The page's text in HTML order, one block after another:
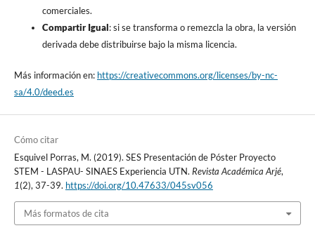
comerciales.
Compartir Igual: si se transforma o remezcla la obra, la versión
derivada debe distribuirse bajo la misma licencia.
Más información en: https://creativecommons.org/licenses/by-nc-
sa/4.0/deed.es
Cómo citar
Esquivel Porras, M. (2019). SES Presentación de Póster Proyecto
STEM - LASPAU- SINAES Experiencia UTN. Revista Académica Arjé,
1(2), 37-39. https://doi.org/10.47633/045sv056
Más formatos de cita